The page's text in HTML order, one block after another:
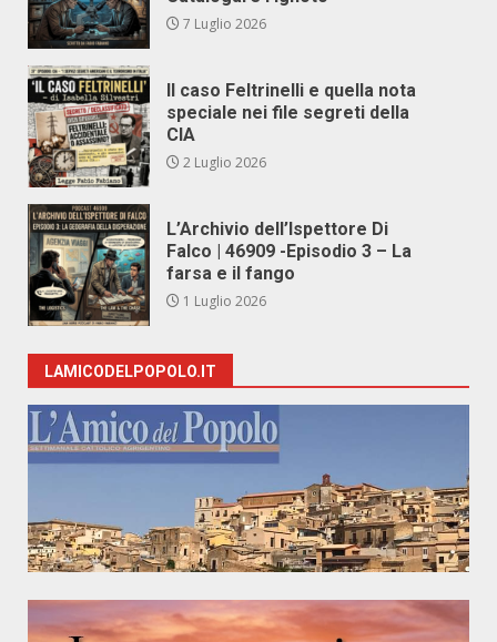
7 Luglio 2026
Il caso Feltrinelli e quella nota
speciale nei file segreti della
CIA
2 Luglio 2026
L’Archivio dell’Ispettore Di
Falco | 46909 -Episodio 3 – La
farsa e il fango
1 Luglio 2026
LAMICODELPOPOLO.IT